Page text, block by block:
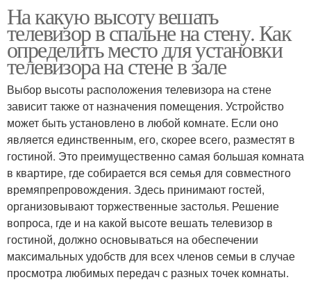
На какую высоту вешать
телевизор в спальне на стену. Как
определить место для установки
телевизора на стене в зале
Выбор высоты расположения телевизора на стене
зависит также от назначения помещения. Устройство
может быть установлено в любой комнате. Если оно
является единственным, его, скорее всего, разместят в
гостиной. Это преимущественно самая большая комната
в квартире, где собирается вся семья для совместного
времяпрепровождения. Здесь принимают гостей,
организовывают торжественные застолья. Решение
вопроса, где и на какой высоте вешать телевизор в
гостиной, должно основываться на обеспечении
максимальных удобств для всех членов семьи в случае
просмотра любимых передач с разных точек комнаты.